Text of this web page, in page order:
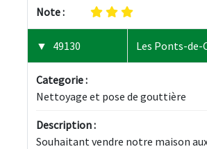
Note :
49130 Les Ponts-de-
Categorie :
Nettoyage et pose de gouttière
Description :
Souhaitant vendre notre maison